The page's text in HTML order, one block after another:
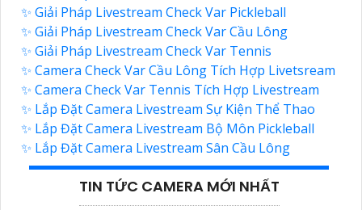
✨ Giải Pháp Livestream Check Var Pickleball
✨ Giải Pháp Livestream Check Var Cầu Lông
✨ Giải Pháp Livestream Check Var Tennis
✨ Camera Check Var Cầu Lông Tích Hợp Livetsream
✨ Camera Check Var Tennis Tích Hợp Livestream
✨ Lắp Đặt Camera Livestream Sự Kiện Thể Thao
✨ Lắp Đặt Camera Livestream Bộ Môn Pickleball
✨ Lắp Đặt Camera Livestream Sân Cầu Lông
TIN TỨC CAMERA MỚI NHẤT